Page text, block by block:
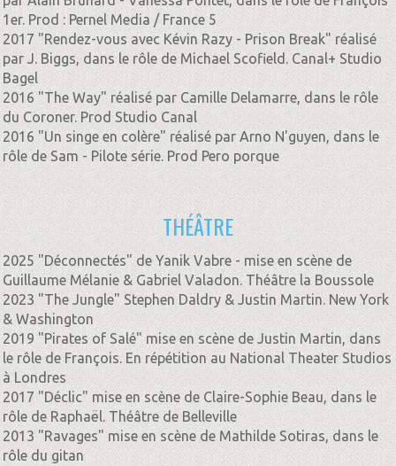
1er. Prod : Pernel Media / France 5
2017 "Rendez-vous avec Kévin Razy - Prison Break" réalisé
par J. Biggs, dans le rôle de Michael Scofield. Canal+ Studio
Bagel
2016 "The Way" réalisé par Camille Delamarre, dans le rôle
du Coroner. Prod Studio Canal
2016 "Un singe en colère" réalisé par Arno N'guyen, dans le
rôle de Sam - Pilote série. Prod Pero porque
THÉÂTRE
2025 "Déconnectés" de Yanik Vabre - mise en scène de
Guillaume Mélanie & Gabriel Valadon. Théâtre la Boussole
2023 "The Jungle" Stephen Daldry & Justin Martin. New York
& Washington
2019 "Pirates of Salé" mise en scène de Justin Martin, dans
le rôle de François. En répétition au National Theater Studios
à Londres
2017 "Déclic" mise en scène de Claire-Sophie Beau, dans le
rôle de Raphaël. Théâtre de Belleville
2013 "Ravages" mise en scène de Mathilde Sotiras, dans le
rôle du gitan